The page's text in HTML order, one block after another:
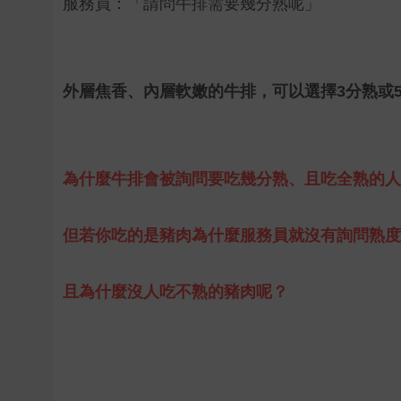
外層焦香、內層軟嫩的牛排，可以選擇3分熟或
為什麼牛排會被詢問要吃幾分熟、且吃全熟的
但若你吃的是豬肉為什麼服務員就沒有詢問熟度
且為什麼沒人吃不熟的豬肉呢？